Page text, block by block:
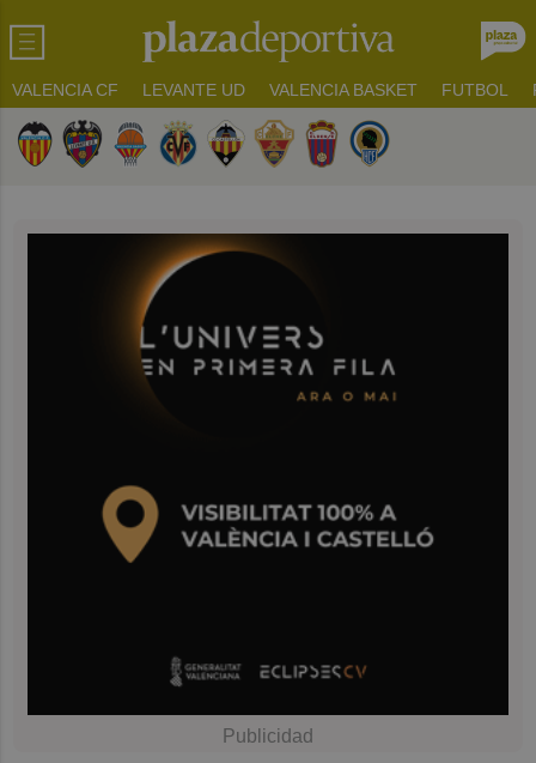
VALENCIA CF LEVANTE UD VALENCIA BASKET FUTBOL